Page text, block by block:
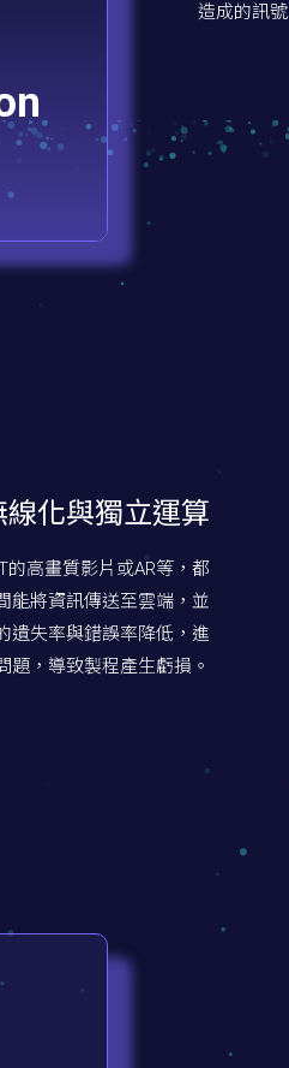
造成的訊
化與獨立運算
高畫質影片或AR等，都
能將資訊傳送至雲端，並
遺失率與錯誤率降低，進
題，導致製程產生虧損。